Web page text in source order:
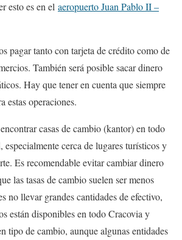
esto es en el aeropuerto Juan Pablo II –
pagar tanto con tarjeta de crédito como de
También será posible sacar dinero
Hay que tener en cuenta que siempre
estas operaciones.
casas de cambio (kantor) en todo
especialmente cerca de lugares turísticos y
Es recomendable evitar cambiar dinero
las tasas de cambio suelen ser menos
no llevar grandes cantidades de efectivo,
están disponibles en todo Cracovia y
tipo de cambio, aunque algunas entidades